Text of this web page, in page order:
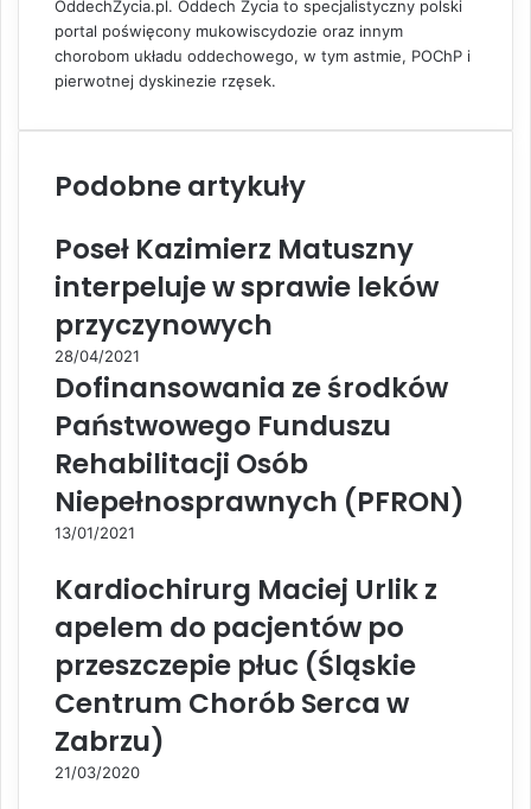
OddechZycia.pl. Oddech Życia to specjalistyczny polski
portal poświęcony mukowiscydozie oraz innym
chorobom układu oddechowego, w tym astmie, POChP i
pierwotnej dyskinezie rzęsek.
Podobne artykuły
Poseł Kazimierz Matuszny
interpeluje w sprawie leków
przyczynowych
28/04/2021
Dofinansowania ze środków
Państwowego Funduszu
Rehabilitacji Osób
Niepełnosprawnych (PFRON)
13/01/2021
Kardiochirurg Maciej Urlik z
apelem do pacjentów po
przeszczepie płuc (Śląskie
Centrum Chorób Serca w
Zabrzu)
21/03/2020